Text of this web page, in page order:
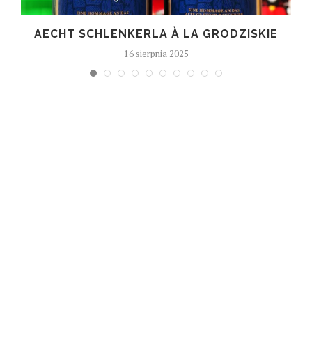
AECHT SCHLENKERLA À LA GRODZISKIE
16 sierpnia 2025